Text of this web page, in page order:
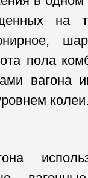
на
пола
вагона